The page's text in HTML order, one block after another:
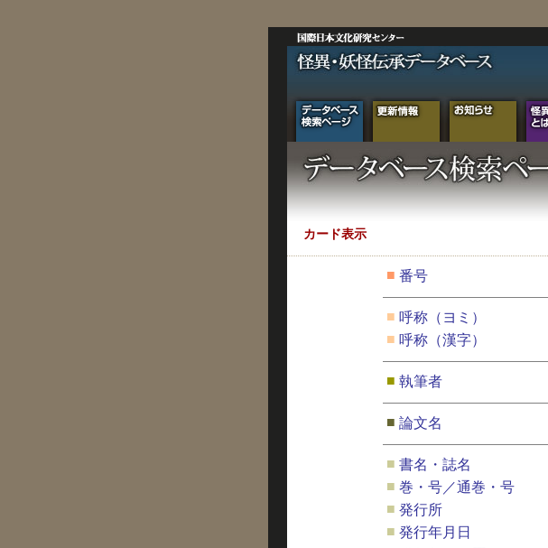
カード表示
■ 番号
■ 呼称（ヨミ）
■ 呼称（漢字）
■ 執筆者
■ 論文名
■ 書名・誌名
■ 巻・号／通巻・号
■ 発行所
■ 発行年月日